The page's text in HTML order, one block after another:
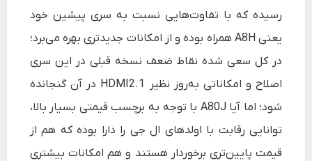
رسیده که با تفاوت‌هایی نسبت به سری پیشین خود
یعنی A8H همراه بوده و از امکانات جدیدتری بهره می‌برد؛
در کل سعی شده نقاط ضعف نسخه قبلی در این سری
اصلاح و امکاناتی به‌روز نظیر HDMI2.1 در آن گنجانده
شود؛ اما آیا A80J با توجه به برچسب قیمتی بسیار بالا،
توانایی رقابت با اولدهای ال جی را دارا بوده که هم از
قیمت پایین‌تری برخوردار هستند و هم امکانات بیشتری